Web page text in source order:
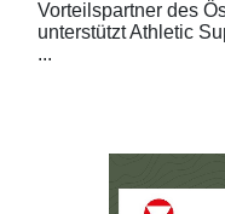
Vorteilspartner des
unterstützt Athletic
...